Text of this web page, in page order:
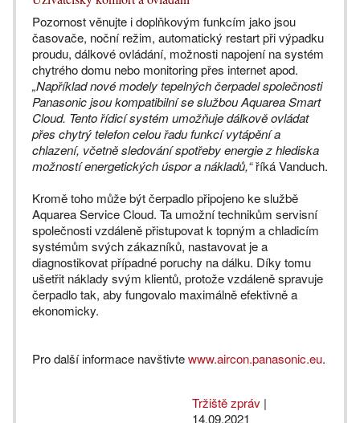
Pozornost věnujte i doplňkovým funkcím jako jsou
časovače, noční režim, automatický restart při výpadku
proudu, dálkové ovládání, možnosti napojení na systém
chytrého domu nebo monitoring přes internet apod.
„Například nové modely tepelných čerpadel společnosti
Panasonic jsou kompatibilní se službou Aquarea Smart
Cloud. Tento řídicí systém umožňuje dálkově ovládat
přes chytrý telefon celou řadu funkcí vytápění a
chlazení, včetně sledování spotřeby energie z hlediska
možností energetických úspor a nákladů,“říká Vanduch.
Kromě toho může být čerpadlo připojeno ke službě
Aquarea Service Cloud. Ta umožní technikům servisní
společnosti vzdáleně přistupovat k topným a chladicím
systémům svých zákazníků, nastavovat je a
diagnostikovat případné poruchy na dálku. Díky tomu
ušetřit náklady svým klientů, protože vzdáleně spravuje
čerpadlo tak, aby fungovalo maximálně efektivně a
ekonomicky.
Pro další informace navštivtewww.aircon.panasonic.eu.
Tržiště zpráv |
14.09.2021